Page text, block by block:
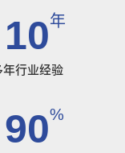
10年
年行业经验
90%